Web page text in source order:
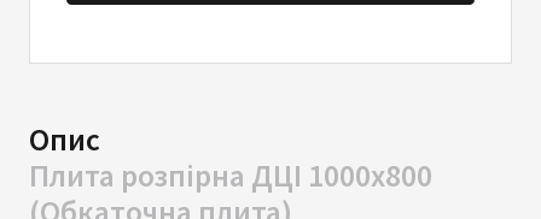
Опис
Плита розпірна ДЦІ 1000х800
(Обкаточна плита)